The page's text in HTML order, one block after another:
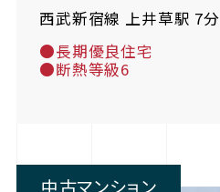
西武新宿線 上井草駅 7分
●長期優良住宅
●断熱等級6